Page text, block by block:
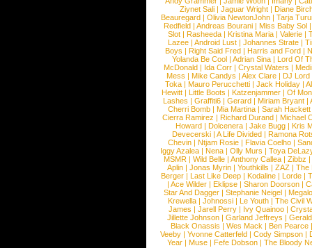
Ziynet Sali |Jaguar Wright |Diane
Beauregard |Olivia NewtonJohn |Tarja
Redfield | Andreas Bourani | Miss Baby Sol
Slot | Rasheeda | Kristina Maria | Valerie |
Lazee | Android Lust | Johannes Strate |
Boys | Right Said Fred | Harris and Ford |
Yolanda Be Cool |Adrian Sina |Lord Of
McDonald | Ida Corr |Crystal Waters |
Mess | Mike Candys | Alex Clare | DJ Lord
Toka | Mauro Perucchetti | Jack Holiday |
Hewitt |Little Boots |Katzenjammer |Of
Lashes |Graffiti6 |Gerard |Miriam Bryant |
Cherri Bomb | Mia Martina | Sarah Hackett
Cierra Ramirez | Richard Durand | Michael
Howard |Dolcenera |Jake Bugg |Kris
Devecerski |A Life Divided |Ramona
Chevin |Ntjam Rosie |Flavia Coelho |
Iggy Azalea | Nena | Olly Murs | Toya
MSMR |Wild Belle |Anthony Callea |Zibbz
Aplin | Jonas Myrin | Youthkills | ZAZ | The
Berger |Last Like Deep |Kodaline |Lorde |
|Ace Wilder |Eklipse |Sharon Doorson |
Star And Dagger | Stephanie Neigel |
Krewella | Johnossi | Le Youth | The Civil
James | Jarell Perry | Ivy Quainoo |
Jillette Johnson | Garland Jeffreys |
Black Onassis | Wes Mack | Ben Pearce
Veeby | Yvonne Catterfeld | Cody Simpson |
Year |Muse |Fefe Dobson |The Bloody